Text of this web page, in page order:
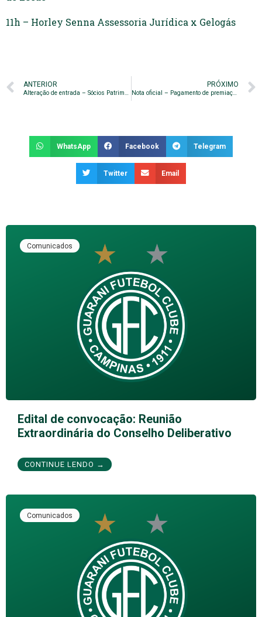
11h – Horley Senna Assessoria Jurídica x Gelogás
ANTERIOR
Alteração de entrada – Sócios Patrimoniais
PRÓXIMO
Nota oficial – Pagamento de premiação
WhatsApp Facebook Telegram
Twitter Email
Comunicados
Edital de convocação: Reunião
Extraordinária do Conselho Deliberativo
CONTINUE LENDO →
Comunicados